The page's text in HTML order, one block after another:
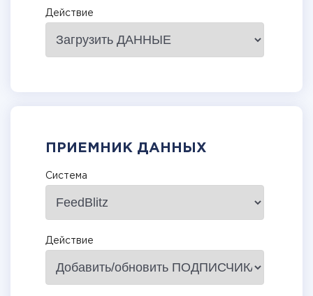
Действие
ПРИЕМНИК ДАННЫХ
Система
Действие